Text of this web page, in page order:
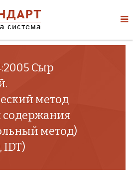
Сыр
метод
содержания
метод)
IDT)